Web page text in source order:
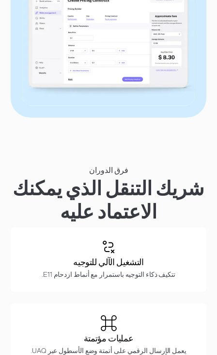
فرق الدوران
شريك التنقل الذي يمكنك
الاعتماد عليه
التشغيل الآلي للتوجيه
تتكيف ذكاء التوجيه باستمرار مع أنماط ازدحام E11.
عمليات مؤتمتة
يعمل الإرسال الرقمي على أتمتة وضع الأسطول عبر UAQ.